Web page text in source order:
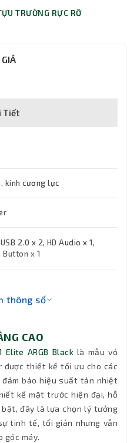
TRƯỜNG RỰC RỠ
Tiết
kính cương lực
2.0 x 2, HD Audio x 1,
Button x 1
Mini-ITX
380mm (L x W x H)
thông số
CAO
Elite ARGB Black là mẫu vỏ
được thiết kế tối ưu cho các
đảm bảo hiệu suất tản nhiệt
kế mặt trước hiện đại, hỗ
bật, đây là lựa chọn lý tưởng
tinh tế, tối giản nhưng vẫn
góc máy.